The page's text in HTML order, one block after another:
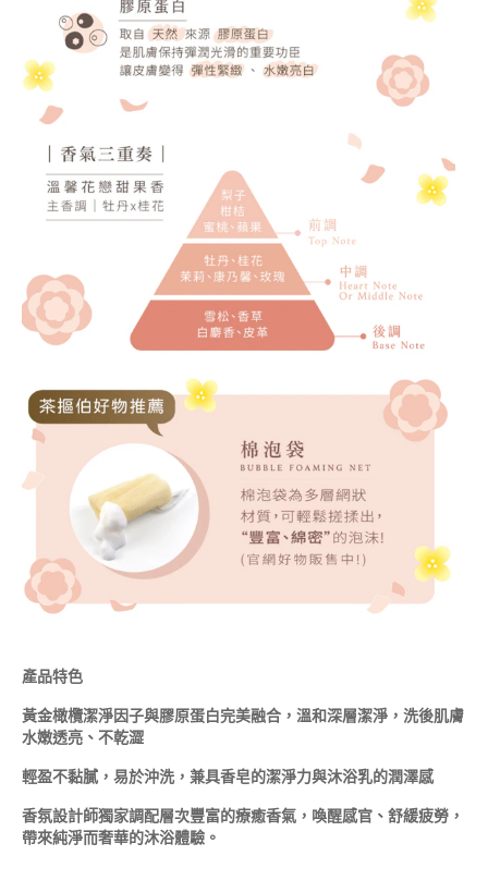
產品特色
黃金橄欖潔淨因子與膠原蛋白完美融合，溫和深層潔淨，洗後肌膚
水嫩透亮、不乾澀
輕盈不黏膩，易於沖洗，兼具香皂的潔淨力與沐浴乳的潤澤感
香氛設計師獨家調配層次豐富的療癒香氣，喚醒感官、舒緩疲勞，
帶來純淨而奢華的沐浴體驗。